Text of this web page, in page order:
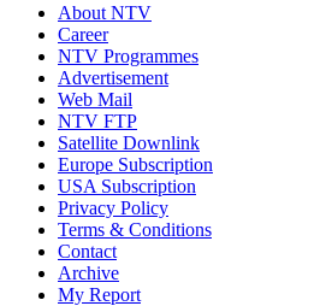
About NTV
Career
NTV Programmes
Advertisement
Web Mail
NTV FTP
Satellite Downlink
Europe Subscription
USA Subscription
Privacy Policy
Terms & Conditions
Contact
Archive
My Report